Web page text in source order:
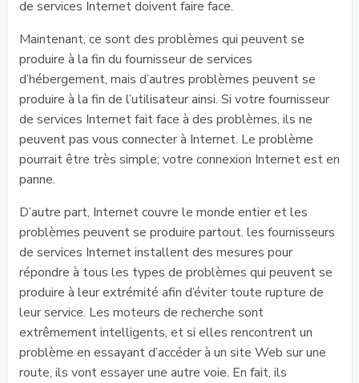
de services Internet doivent faire face.
Maintenant, ce sont des problèmes qui peuvent se
produire à la fin du fournisseur de services
d’hébergement, mais d’autres problèmes peuvent se
produire à la fin de l’utilisateur ainsi. Si votre fournisseur
de services Internet fait face à des problèmes, ils ne
peuvent pas vous connecter à Internet. Le problème
pourrait être très simple; votre connexion Internet est en
panne.
D’autre part, Internet couvre le monde entier et les
problèmes peuvent se produire partout. les fournisseurs
de services Internet installent des mesures pour
répondre à tous les types de problèmes qui peuvent se
produire à leur extrémité afin d’éviter toute rupture de
leur service. Les moteurs de recherche sont
extrêmement intelligents, et si elles rencontrent un
problème en essayant d’accéder à un site Web sur une
route, ils vont essayer une autre voie. En fait, ils